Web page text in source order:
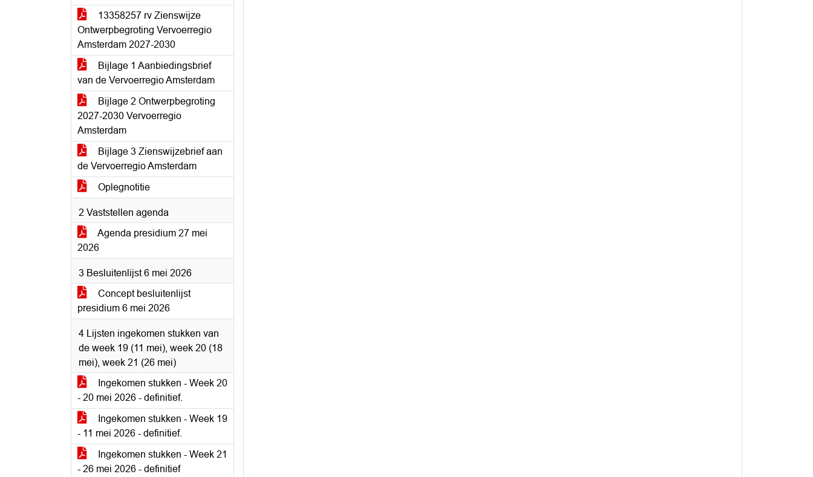
13358257 rv Zienswijze
Ontwerpbegroting Vervoerregio
Amsterdam 2027-2030
Bijlage 1 Aanbiedingsbrief
van de Vervoerregio Amsterdam
Bijlage 2 Ontwerpbegroting
2027-2030 Vervoerregio
Amsterdam
Bijlage 3 Zienswijzebrief aan
de Vervoerregio Amsterdam
Oplegnotitie
2 Vaststellen agenda
Agenda presidium 27 mei
2026
3 Besluitenlijst 6 mei 2026
Concept besluitenlijst
presidium 6 mei 2026
4 Lijsten ingekomen stukken van
de week 19 (11 mei), week 20 (18
mei), week 21 (26 mei)
Ingekomen stukken - Week 20
- 20 mei 2026 - definitief.
Ingekomen stukken - Week 19
- 11 mei 2026 - definitief.
Ingekomen stukken - Week 21
- 26 mei 2026 - definitief